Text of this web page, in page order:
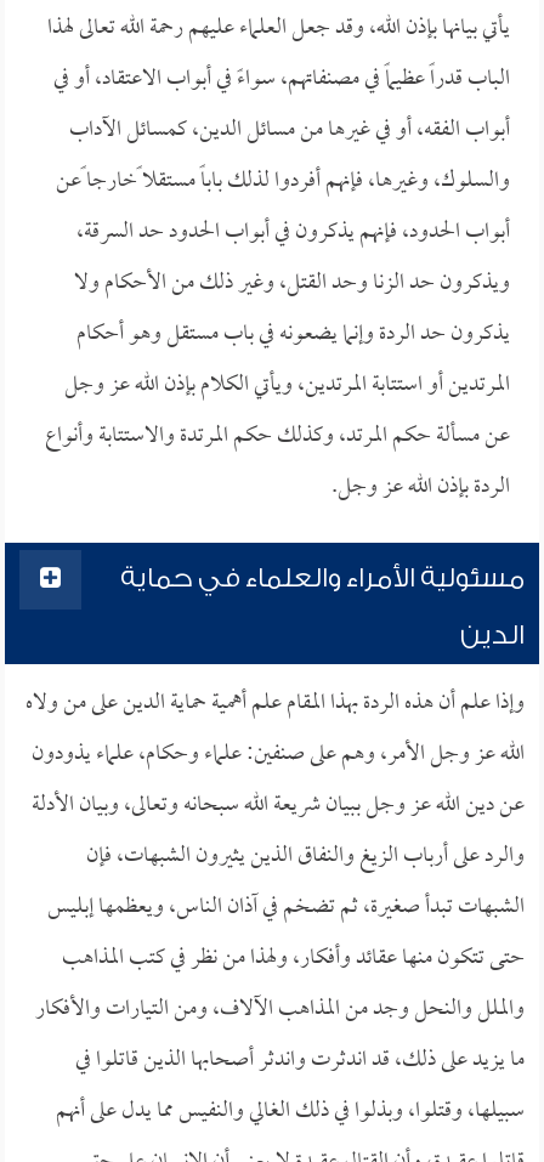
يأتي بيانها بإذن الله، وقد جعل العلماء عليهم رحمة الله تعالى لهذا
الباب قدراً عظيماً في مصنفاتهم، سواءً في أبواب الاعتقاد، أو في
أبواب الفقه، أو في غيرها من مسائل الدين، كمسائل الآداب
والسلوك، وغيرها، فإنهم أفردوا لذلك باباً مستقلا ًخارجا ًعن
أبواب الحدود، فإنهم يذكرون في أبواب الحدود حد السرقة،
ويذكرون حد الزنا وحد القتل، وغير ذلك من الأحكام ولا
يذكرون حد الردة وإنما يضعونه في باب مستقل وهو أحكام
المرتدين أو استتابة المرتدين، ويأتي الكلام بإذن الله عز وجل
عن مسألة حكم المرتد، وكذلك حكم المرتدة والاستتابة وأنواع
الردة بإذن الله عز وجل.
مسئولية الأمراء والعلماء في حماية
الدين
وإذا علم أن هذه الردة بهذا المقام علم أهمية حماية الدين على من ولاه
الله عز وجل الأمر، وهم على صنفين: علماء وحكام، علماء يذودون
عن دين الله عز وجل ببيان شريعة الله سبحانه وتعالى، وبيان الأدلة
والرد على أرباب الزيغ والنفاق الذين يثيرون الشبهات، فإن
الشبهات تبدأ صغيرة، ثم تضخم في آذان الناس، ويعظمها إبليس
حتى تتكون منها عقائد وأفكار، ولهذا من نظر في كتب المذاهب
والملل والنحل وجد من المذاهب الآلاف، ومن التيارات والأفكار
ما يزيد على ذلك، قد اندثرت واندثر أصحابها الذين قاتلوا في
سبيلها، وقتلوا، وبذلوا في ذلك الغالي والنفيس مما يدل على أنهم